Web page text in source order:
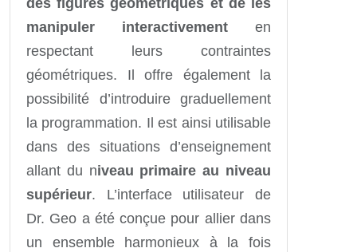
des figures géométriques et de les
manipuler interactivement en
respectant leurs contraintes
géométriques. Il offre également la
possibilité d’introduire graduellement
la programmation. Il est ainsi utilisable
dans des situations d’enseignement
allant du niveau primaire au niveau
supérieur. L’interface utilisateur de
Dr. Geo a été conçue pour allier dans
un ensemble harmonieux à la fois